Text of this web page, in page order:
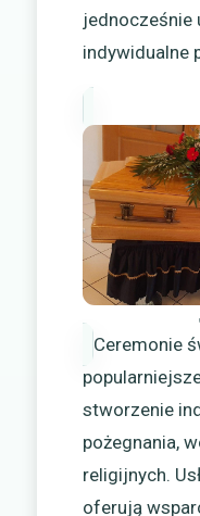
jednocześnie
indywidualne
Ceremonie
stworzenie
pożegnania,
religijnych.
oferują